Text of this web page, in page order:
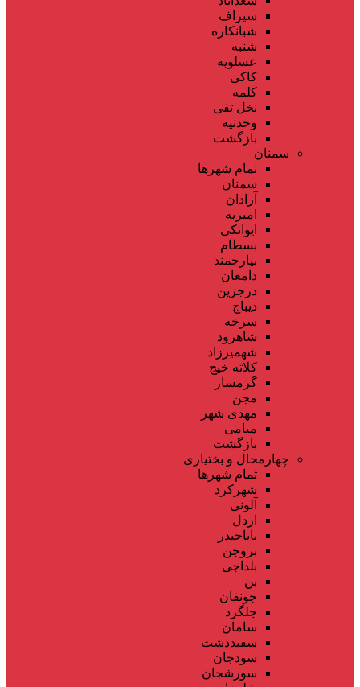
سیراف
شبانکاره
شنبه
عسلویه
کاکی
کلمه
نخل تقی
وحدتیه
بازگشت
سمنان
تمام شهر‌ها
سمنان
آرادان
امیریه
ایوانکی
بسطام
بیارجمند
دامغان
درجزین
دیباج
سرخه
شاهرود
شهمیرزاد
کلاته خیج
گرمسار
مجن
مهدی شهر
میامی
بازگشت
چهارمحال و بختیاری
تمام شهر‌ها
شهرکرد
آلونی
اردل
باباحیدر
بروجن
بلداجی
بن
جونقان
چلگرد
سامان
سفیددشت
سودجان
سورشجان